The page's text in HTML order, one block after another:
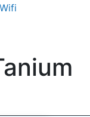
Wifi